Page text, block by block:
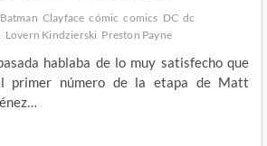
Batman Clayface cómic comics DC dc
Lovern Kindzierski Preston Payne
hablaba de lo muy satisfecho que
primer número de la etapa de Matt